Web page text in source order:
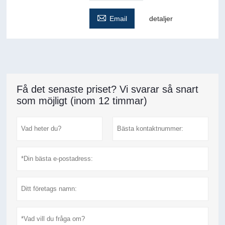
 Email detaljer
Få det senaste priset? Vi svarar så snart
som möjligt (inom 12 timmar)